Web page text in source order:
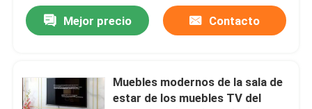
Mejor precio Contacto
Muebles modernos de la sala de
estar de los muebles TV del